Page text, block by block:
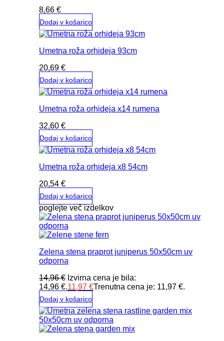
8,66 €
Dodaj v košarico
Umetna roža orhideja 93cm
20,69 €
Dodaj v košarico
Umetna roža orhideja x14 rumena
32,60 €
Dodaj v košarico
Umetna roža orhideja x8 54cm
20,54 €
Dodaj v košarico
poglejte več izdelkov
Zelena stena praprot juniperus 50x50cm uv
odporna
14,96€ Izvirna cena je bila:
14,96 €.11,97 €Trenutna cena je: 11,97 €.
Dodaj v košarico